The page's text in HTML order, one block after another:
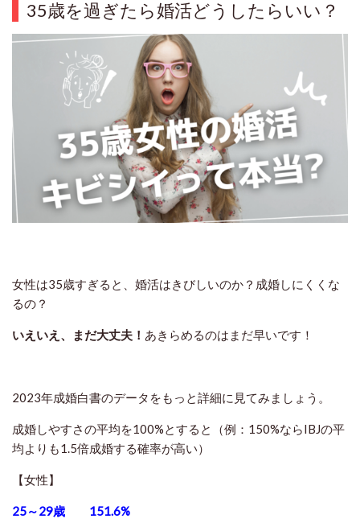
35歳を過ぎたら婚活どうしたらいい？
女性は35歳すぎると、婚活はきびしいのか？成婚しにくくな
るの？
いえいえ、まだ大丈夫！ あきらめるのはまだ早いです！
2023年成婚白書のデータをもっと詳細に見てみましょう。
成婚しやすさの平均を100%とすると（例：150%ならIBJの平
均よりも1.5倍成婚する確率が高い）
【女性】
25～29歳 151.6%